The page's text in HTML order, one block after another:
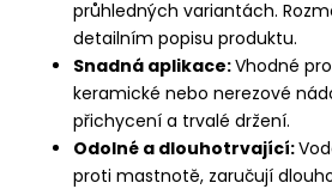
průhledných variantách.
detailním popisu produktu.
Snadná aplikace:Vhodné
keramické nebo nerezové
přichycení a trvalé držení.
Odolné a dlouhotrvající:
proti mastnotě, zaručují